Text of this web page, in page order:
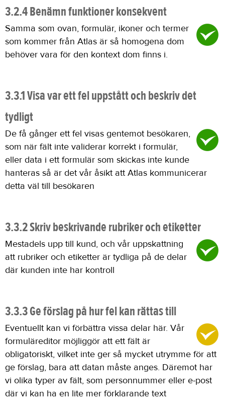
3.2.4 Benämn funktioner konsekvent
Samma som ovan, formulär, ikoner och termer
som kommer från Atlas är så homogena dom
behöver vara för den kontext dom finns i.
3.3.1 Visa var ett fel uppstått och beskriv det
tydligt
De få gånger ett fel visas gentemot besökaren,
som när fält inte validerar korrekt i formulär,
eller data i ett formulär som skickas inte kunde
hanteras så är det vår åsikt att Atlas kommunicerar
detta väl till besökaren
3.3.2 Skriv beskrivande rubriker och etiketter
Mestadels upp till kund, och vår uppskattning
att rubriker och etiketter är tydliga på de delar
där kunden inte har kontroll
3.3.3 Ge förslag på hur fel kan rättas till
Eventuellt kan vi förbättra vissa delar här. Vår
formuläreditor möjliggör att ett fält är
obligatoriskt, vilket inte ger så mycket utrymme för att
ge förslag, bara att datan måste anges. Däremot har
vi olika typer av fält, som personnummer eller e-post
där vi kan ha en lite mer förklarande text